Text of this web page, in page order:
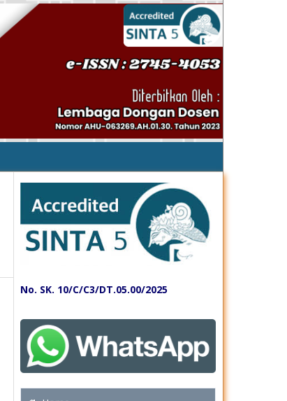
No. SK. 10/C/C3/DT.05.00/2025